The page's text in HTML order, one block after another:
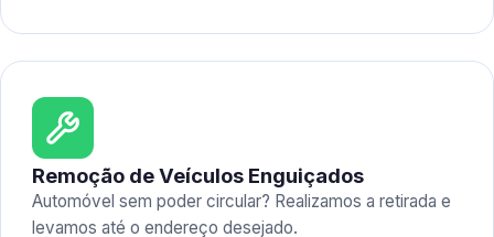
Remoção de Veículos Enguiçados
Automóvel sem poder circular? Realizamos a retirada e
levamos até o endereço desejado.